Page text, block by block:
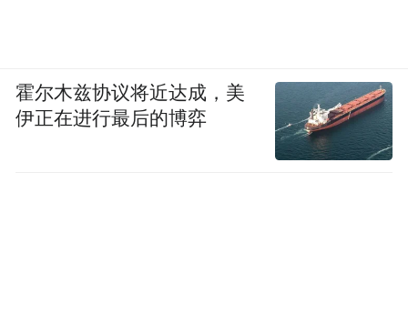
霍尔木兹协议将近达成，美
伊正在进行最后的博弈